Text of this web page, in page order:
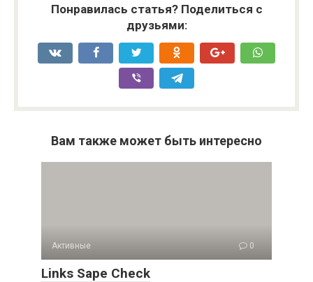
Понравилась статья? Поделиться с
друзьями:
Вам также может быть интересно
Активные 0
Links Sape Check